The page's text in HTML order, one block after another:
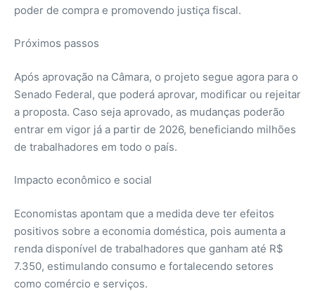
poder de compra e promovendo justiça fiscal.
Próximos passos
Após aprovação na Câmara, o projeto segue agora para o
Senado Federal, que poderá aprovar, modificar ou rejeitar
a proposta. Caso seja aprovado, as mudanças poderão
entrar em vigor já a partir de 2026, beneficiando milhões
de trabalhadores em todo o país.
Impacto econômico e social
Economistas apontam que a medida deve ter efeitos
positivos sobre a economia doméstica, pois aumenta a
renda disponível de trabalhadores que ganham até R$
7.350, estimulando consumo e fortalecendo setores
como comércio e serviços.